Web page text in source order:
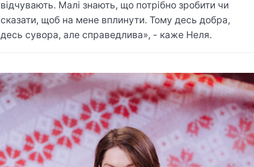
відчувають. Малі знають, що потрібно зробити чи
сказати, щоб на мене вплинути. Тому десь добра,
десь сувора, але справедлива», - каже Неля.